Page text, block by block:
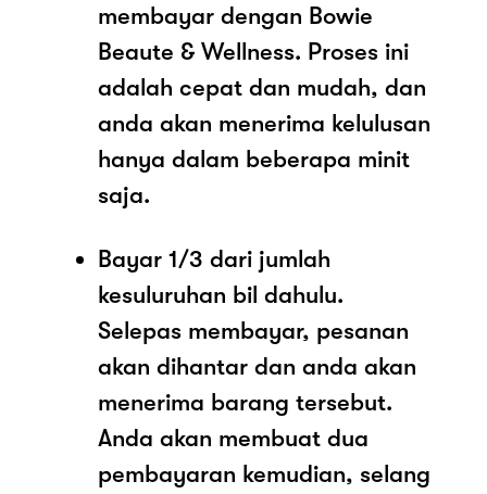
membayar dengan Bowie
Beaute & Wellness. Proses ini
adalah cepat dan mudah, dan
anda akan menerima kelulusan
hanya dalam beberapa minit
saja.
Bayar 1/3 dari jumlah
kesuluruhan bil dahulu.
Selepas membayar, pesanan
akan dihantar dan anda akan
menerima barang tersebut.
Anda akan membuat dua
pembayaran kemudian, selang